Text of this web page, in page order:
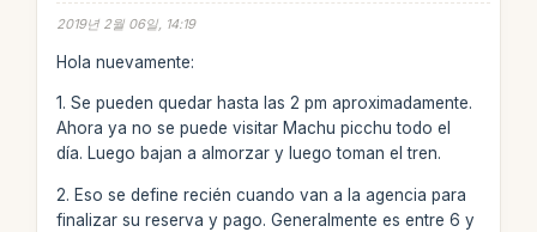
2019년 2월 06일, 14:19
Hola nuevamente:
1. Se pueden quedar hasta las 2 pm aproximadamente.
Ahora ya no se puede visitar Machu picchu todo el
día. Luego bajan a almorzar y luego toman el tren.
2. Eso se define recién cuando van a la agencia para
finalizar su reserva y pago. Generalmente es entre 6 y